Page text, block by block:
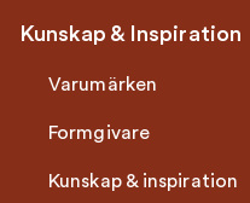
Kunskap & Inspiration
Varumärken
Formgivare
Kunskap & inspiration